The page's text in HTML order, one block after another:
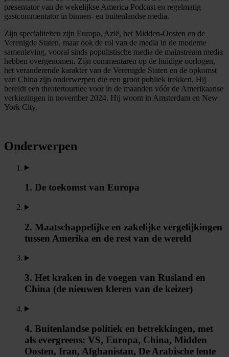
presentator van de wekelijkse America Podcast en regelmatig
gastcommentator in binnen- en buitenlandse media.
Zijn specialiteiten zijn Europa, Azië, het Midden-Oosten en de
Verenigde Staten, maar ook de rol van de media in de moderne
samenleving, vooral sinds populistische media de mainstream media
hebben overgenomen. Zijn commentaren op de huidige oorlogen,
het veranderende karakter van de Verenigde Staten en de opkomst
van China zijn onderwerpen die een groot publiek trekken. Hij
bereidt een theatertournee voor in de maanden vóór de Amerikaanse
verkiezingen in november 2024. Hij woont in Amsterdam en New
York City.
Onderwerpen
1. De toekomst van Europa
2. Maatschappelijke en zakelijke vergelijkingen
tussen Amerika en de rest van de wereld
3. Het kraken in de voegen van Rusland en
China (de nieuwen kleren van de keizer)
4. Buitenlandse politiek en betrekkingen, met
als evergreens: VS, Europa, China, Midden
Oosten, Iran, Afghanistan, De Arabische lente